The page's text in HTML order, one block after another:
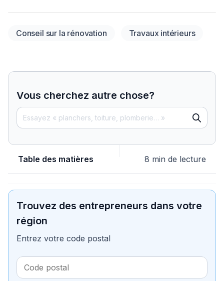
Conseil sur la rénovation Travaux intérieurs
Vous cherchez autre chose?
Table des matières 8 min de lecture
Trouvez des entrepreneurs dans votre
région
Entrez votre code postal